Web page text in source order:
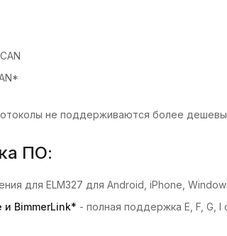
не поддерживаются более
ПО:
для ELM327 для Android, iPhone,
и BimmerLink* - полная поддержка E, F, G,